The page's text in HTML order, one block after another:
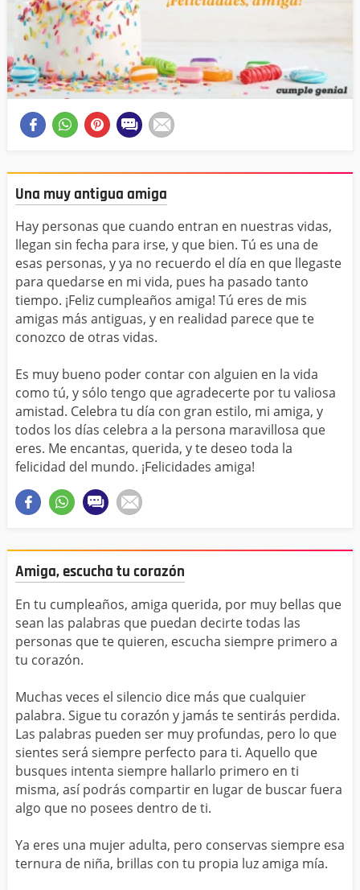
Una muy antigua amiga
Hay personas que cuando entran en nuestras vidas,
llegan sin fecha para irse, y que bien. Tú es una de
esas personas, y ya no recuerdo el día en que llegaste
para quedarse en mi vida, pues ha pasado tanto
tiempo. ¡Feliz cumpleaños amiga! Tú eres de mis
amigas más antiguas, y en realidad parece que te
conozco de otras vidas.
Es muy bueno poder contar con alguien en la vida
como tú, y sólo tengo que agradecerte por tu valiosa
amistad. Celebra tu día con gran estilo, mi amiga, y
todos los días celebra a la persona maravillosa que
eres. Me encantas, querida, y te deseo toda la
felicidad del mundo. ¡Felicidades amiga!
Amiga, escucha tu corazón
En tu cumpleaños, amiga querida, por muy bellas que
sean las palabras que puedan decirte todas las
personas que te quieren, escucha siempre primero a
tu corazón.
Muchas veces el silencio dice más que cualquier
palabra. Sigue tu corazón y jamás te sentirás perdida.
Las palabras pueden ser muy profundas, pero lo que
sientes será siempre perfecto para ti. Aquello que
busques intenta siempre hallarlo primero en ti
misma, así podrás compartir en lugar de buscar fuera
algo que no posees dentro de ti.
Ya eres una mujer adulta, pero conservas siempre esa
ternura de niña, brillas con tu propia luz amiga mía.